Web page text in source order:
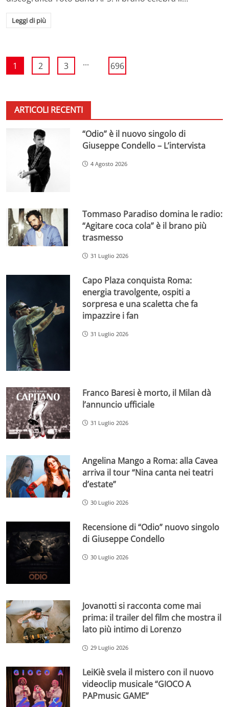
Leggi di più
1 2 3 ... 696
ARTICOLI RECENTI
“Odio” è il nuovo singolo di
Giuseppe Condello – L’intervista
4 Agosto 2026
Tommaso Paradiso domina le radio:
“Agitare coca cola” è il brano più
trasmesso
31 Luglio 2026
Capo Plaza conquista Roma:
energia travolgente, ospiti a
sorpresa e una scaletta che fa
impazzire i fan
31 Luglio 2026
Franco Baresi è morto, il Milan dà
l’annuncio ufficiale
31 Luglio 2026
Angelina Mango a Roma: alla Cavea
arriva il tour “Nina canta nei teatri
d’estate”
30 Luglio 2026
Recensione di “Odio” nuovo singolo
di Giuseppe Condello
30 Luglio 2026
Jovanotti si racconta come mai
prima: il trailer del film che mostra il
lato più intimo di Lorenzo
29 Luglio 2026
LeiKiè svela il mistero con il nuovo
videoclip musicale “GIOCO A
PAPmusic GAME”